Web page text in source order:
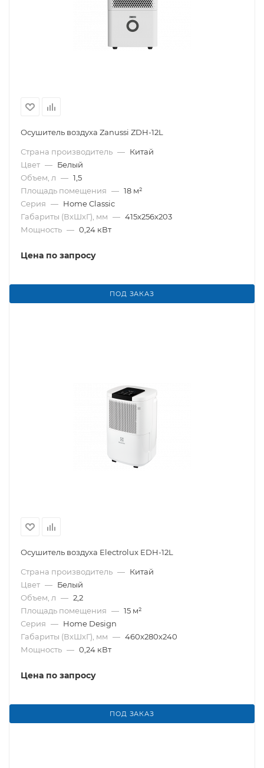
Осушитель воздуха Zanussi ZDH-12L
Страна производитель — Китай
Цвет — Белый
Объем, л — 1,5
Площадь помещения — 18 м²
Серия — Home Classic
Габариты (ВхШхГ), мм — 415х256х203
Мощность — 0,24 кВт
Цена по запросу
ПОД ЗАКАЗ
Осушитель воздуха Electrolux EDH-12L
Страна производитель — Китай
Цвет — Белый
Объем, л — 2,2
Площадь помещения — 15 м²
Серия — Home Design
Габариты (ВхШхГ), мм — 460х280х240
Мощность — 0,24 кВт
Цена по запросу
ПОД ЗАКАЗ